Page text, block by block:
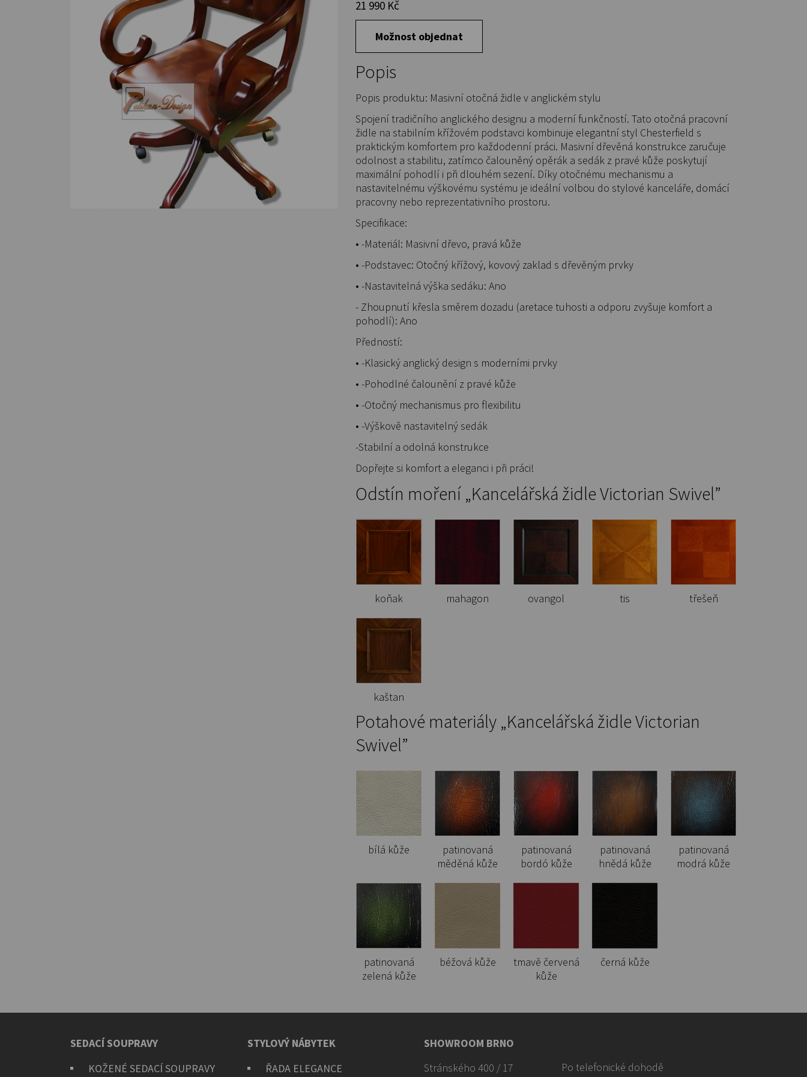
21 990 Kč
Možnost objednat
Popis
Popis produktu: Masivní otočná židle v anglickém stylu
Spojení tradičního anglického designu a moderní funkčností. Tato otočná pracovní
židle na stabilním křížovém podstavci kombinuje elegantní styl Chesterfield s
praktickým komfortem pro každodenní práci. Masivní dřevěná konstrukce zaručuje
odolnost a stabilitu, zatímco čalouněný opěrák a sedák z pravé kůže poskytují
maximální pohodlí i při dlouhém sezení. Díky otočnému mechanismu a
nastavitelnému výškovému systému je ideální volbou do stylové kanceláře, domácí
pracovny nebo reprezentativního prostoru.
Specifikace:
• -Materiál: Masivní dřevo, pravá kůže
• -Podstavec: Otočný křížový, kovový zaklad s dřevěným prvky
• -Nastavitelná výška sedáku: Ano
- Zhoupnutí křesla směrem dozadu (aretace tuhosti a odporu zvyšuje komfort a
pohodlí): Ano
Předností:
• -Klasický anglický design s moderními prvky
• -Pohodlné čalounění z pravé kůže
• -Otočný mechanismus pro flexibilitu
• -Výškově nastavitelný sedák
-Stabilní a odolná konstrukce
Dopřejte si komfort a eleganci i při práci!
Odstín moření „Kancelářská židle Victorian Swivel”
koňak mahagon ovangol tis třešeň
kaštan
Potahové materiály „Kancelářská židle Victorian
Swivel”
bílá kůže
patinovaná
měděná kůže
patinovaná
bordó kůže
patinovaná
hnědá kůže
patinovaná
modrá kůže
patinovaná
zelená kůže
béžová kůže
tmavě červená
kůže
černá kůže
SEDACÍ SOUPRAVY
KOŽENÉ SEDACÍ SOUPRAVY
STYLOVÝ NÁBYTEK
ŘADA ELEGANCE
SHOWROOM BRNO
Stránského 400 / 17
Po telefonické dohodě